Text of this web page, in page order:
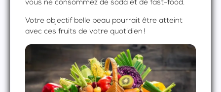
vous ne consommez de soda et de fast-food.
Votre objectif belle peau pourrait être atteint
avec ces fruits de votre quotidien !